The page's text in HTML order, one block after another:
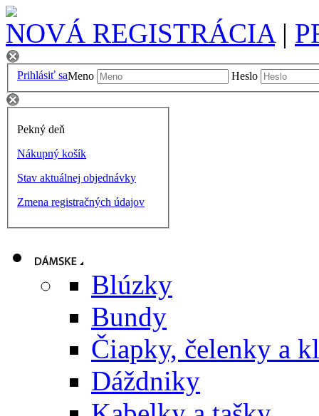
NOVÁ REGISTRÁCIA|
Meno Heslo
Prihlásiť sa
Pekný deň
Nákupný košík
Stav aktuálnej objednávky
Zmena registračných údajov
Blúzky
Bundy
Čiapky, čelenky a
Dáždniky